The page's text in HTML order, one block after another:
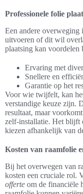
Professionele folie
Een andere
uitvoeren of dit wil
plaatsing kan voordelen
Ervaring met
Snellere en
Garantie op het
Voor wie twijfelt, kan
verstandige keuze zijn.
resultaat, maar
zelf-installatie. Het blijft
kiezen afhankelijk van
Kosten van raamfolie
Bij het overwegen van
kosten een cruciale rol.
offerte om de financiële